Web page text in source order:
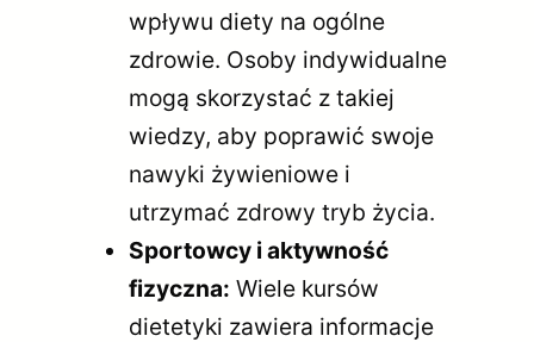
wpływu diety na ogólne
zdrowie. Osoby indywidualne
mogą skorzystać z takiej
wiedzy, aby poprawić swoje
nawyki żywieniowe i
utrzymać zdrowy tryb życia.
Sportowcy i aktywność
fizyczna: Wiele kursów
dietetyki zawiera informacje